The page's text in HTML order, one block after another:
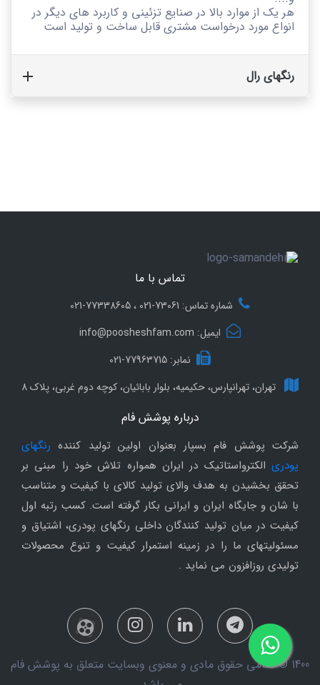
هر یک از موارد بالا در صنایع تزئینی و کاربرد های دیگر در
انواع مورد درخواست مشتری قابل ساخت و تولید است
رنگهای رال
تماس با ما
شماره تماس: 73061-021 ، 77338605-021
ایمیل: info@poosheshfam.com
نمابر: 77963715-021
تهران، تهرانپارس، حکیمیه، بلوار بابائیان، کوچه دوم غربی، پلاک 8
درباره پوشش فام
شرکت پوشش فام بسپار بعنوان اولین تولید کننده رنگهای
پودری الکترواستاتیک در ایران همواره تلاش خود را مبنی بر
تحقق بخشیدن به هدف والای تولید کالای با کیفیت و متناسب
با شان و جایگاه ایران و ایرانی بکار گرفته است. کسب رتبه اول
کیفیت در میان تولید کنندگان داخلی رنگهای پودری، اشتیاق و
مسئولیتهای ما را در زمینه استمرار کیفیت و تنوع محصولات
تولیدی روزافزون می نماید .
1400 © تمامی حقوق مادی و معنوی وبسایت متعلق به پوشش فام